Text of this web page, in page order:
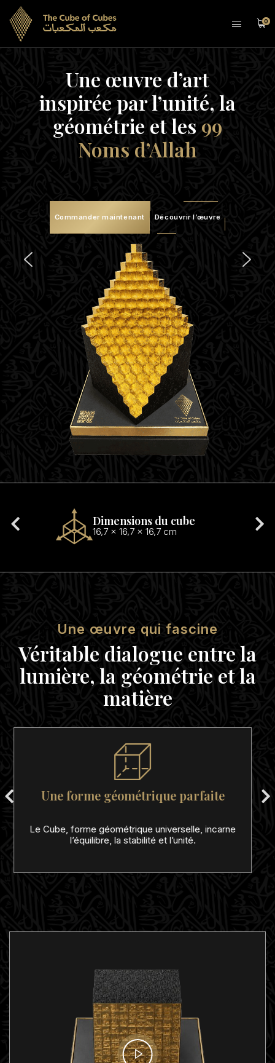
0
Une œuvre d’art
inspirée par l’unité, la
géométrie et les 99
Noms d’Allah
Commander maintenant Découvrir l’œuvre
Poids du cube
1,315 kg
Une œuvre qui fascine
Véritable dialogue entre la
lumière, la géométrie et la
matière
Des gravures minutieuses
Les calligraphies islamiques et les gravures du
Cube sont réalisées avec précision pour révéler